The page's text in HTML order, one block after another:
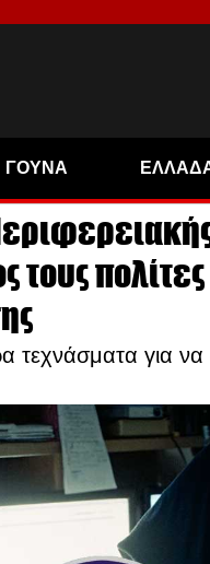
ΓΟΥΝΑ
τους
τεχνάσματα για